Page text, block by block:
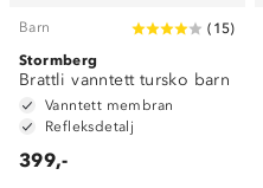
Barn ( 15)
Stormberg
Brattli vanntett tursko barn
Vanntett membran
Refleksdetalj
399,-